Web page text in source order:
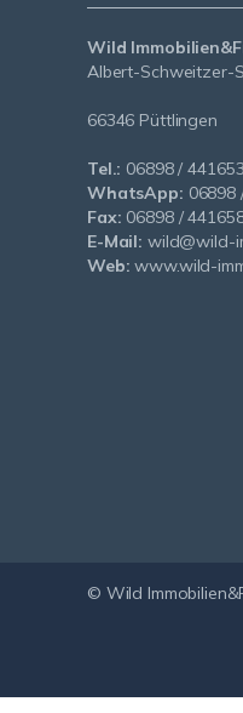
Wild
Albert-Schweitzer-
66346 Püttlingen
Tel.: 06898 /
WhatsApp: 06898
Fax: 06898 /
E-Mail: wild@wild-
Web: www.wild-
© Wild